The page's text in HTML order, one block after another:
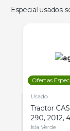
Especial usados
Ofertas
Usado
Tractor
290, 2012,
Isla Verde